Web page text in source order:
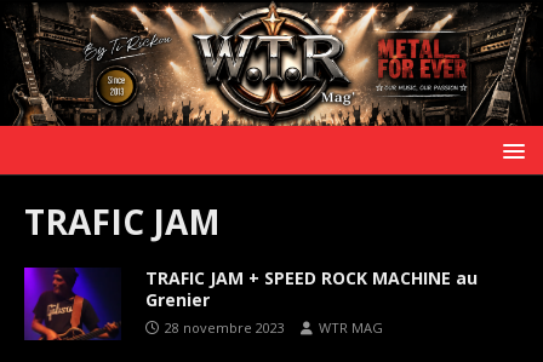
TRAFIC JAM
TRAFIC JAM + SPEED ROCK MACHINE au
Grenier
28 novembre 2023 WTR MAG